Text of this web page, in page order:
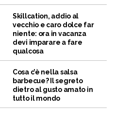
Skillcation, addio al
vecchio e caro dolce far
niente: ora in vacanza
devi imparare a fare
qualcosa
Cosa c’è nella salsa
barbecue? Il segreto
dietro al gusto amato in
tutto il mondo